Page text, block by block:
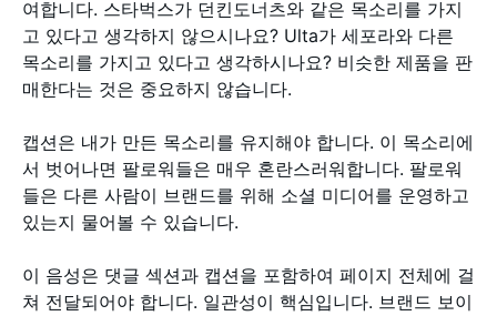
여합니다. 스타벅스가 던킨도너츠와 같은 목소리를 가지
고 있다고 생각하지 않으시나요? Ulta가 세포라와 다른
목소리를 가지고 있다고 생각하시나요? 비슷한 제품을 판
매한다는 것은 중요하지 않습니다.
캡션은 내가 만든 목소리를 유지해야 합니다. 이 목소리에
서 벗어나면 팔로워들은 매우 혼란스러워합니다. 팔로워
들은 다른 사람이 브랜드를 위해 소셜 미디어를 운영하고
있는지 물어볼 수 있습니다.
이 음성은 댓글 섹션과 캡션을 포함하여 페이지 전체에 걸
쳐 전달되어야 합니다. 일관성이 핵심입니다. 브랜드 보이